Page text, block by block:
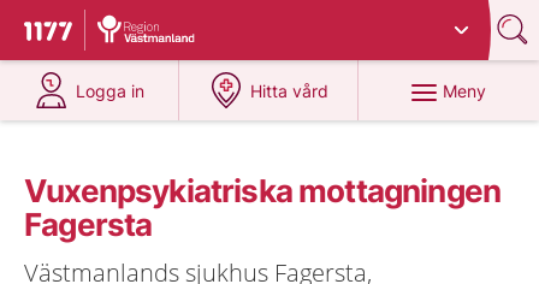
Till startsidan för 1177
Du har valt region
Logga in
på 1177.se
Hitta vård
på 1177.se
Meny
Vuxenpsykiatriska mottagningen
Fagersta
Västmanlands sjukhus Fagersta,